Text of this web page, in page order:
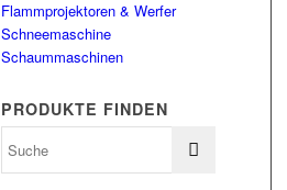
Flammprojektoren & Werfer
Schneemaschine
Schaummaschinen
PRODUKTE FINDEN